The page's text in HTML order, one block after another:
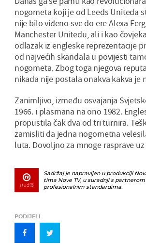
nogometa koji je od Leeds Uniteda
nije bilo viđeno sve do ere Alexa
Manchester Unitedu, ali i kao
odlazak iz engleske reprezentacije
od najvećih skandala u povijesti
nogometa. Zbog toga njegova
nikada nije postala onakva kakva je
Zanimljivo, između osvajanja
1966. i plasmana na ono 1982.
propustila čak dva od tri turnira.
zamisliti da jedna nogometna
luta. Dovoljno za mnoge rasprave uz
Sadržaj je napravljen u produkciji
tima Nove TV, u suradnji s
profesionalnim standardima.
PODIJELI